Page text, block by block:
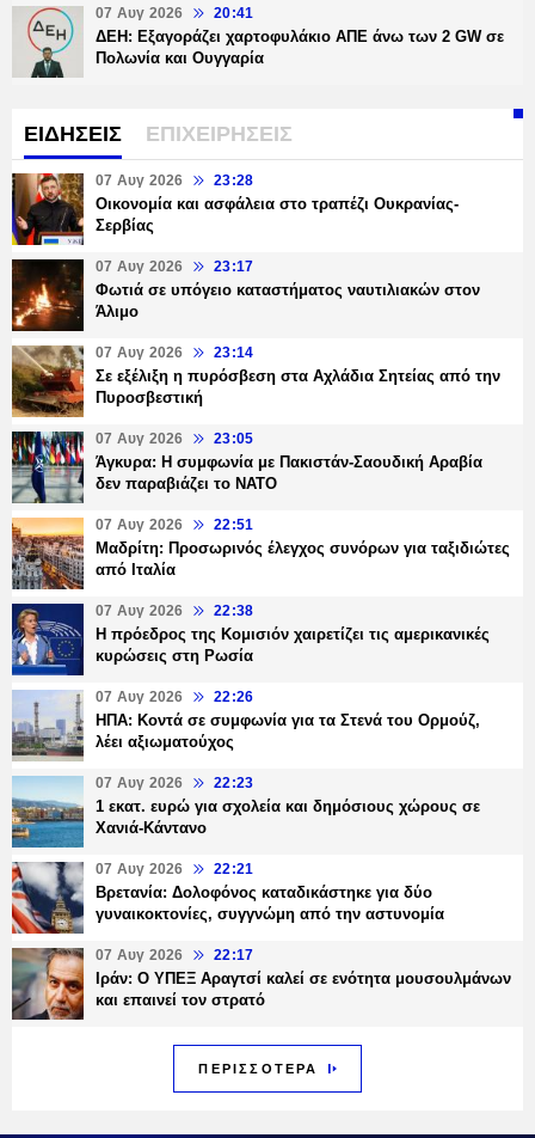
07 Αυγ 2026 20:41
ΔΕΗ: Εξαγοράζει χαρτοφυλάκιο ΑΠΕ άνω των 2 GW σε
Πολωνία και Ουγγαρία
ΕΙΔΗΣΕΙΣ ΕΠΙΧΕΙΡΗΣΕΙΣ
07 Αυγ 2026 23:28
Οικονομία και ασφάλεια στο τραπέζι Ουκρανίας-
Σερβίας
07 Αυγ 2026 23:17
Φωτιά σε υπόγειο καταστήματος ναυτιλιακών στον
Άλιμο
07 Αυγ 2026 23:14
Σε εξέλιξη η πυρόσβεση στα Αχλάδια Σητείας από την
Πυροσβεστική
07 Αυγ 2026 23:05
Άγκυρα: Η συμφωνία με Πακιστάν-Σαουδική Αραβία
δεν παραβιάζει το ΝΑΤΟ
07 Αυγ 2026 22:51
Μαδρίτη: Προσωρινός έλεγχος συνόρων για ταξιδιώτες
από Ιταλία
07 Αυγ 2026 22:38
Η πρόεδρος της Κομισιόν χαιρετίζει τις αμερικανικές
κυρώσεις στη Ρωσία
07 Αυγ 2026 22:26
ΗΠΑ: Κοντά σε συμφωνία για τα Στενά του Ορμούζ,
λέει αξιωματούχος
07 Αυγ 2026 22:23
1 εκατ. ευρώ για σχολεία και δημόσιους χώρους σε
Χανιά-Κάντανο
07 Αυγ 2026 22:21
Βρετανία: Δολοφόνος καταδικάστηκε για δύο
γυναικοκτονίες, συγγνώμη από την αστυνομία
07 Αυγ 2026 22:17
Ιράν: Ο ΥΠΕΞ Αραγτσί καλεί σε ενότητα μουσουλμάνων
και επαινεί τον στρατό
ΠΕΡΙΣΣΟΤΕΡΑ